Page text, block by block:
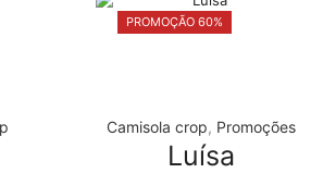
PROMOÇÃO 60%
Camisola crop, Promoções
Luísa